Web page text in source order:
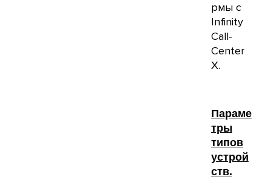
рмы с
Infinity
Call-
Center
X.
Параме
тры
типов
устрой
ств.